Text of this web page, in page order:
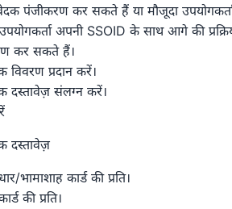
पंजीकरण कर सकते हैं या मौजूदा
अपनी SSOID के साथ आगे की
कर सकते हैं।
प्रदान करें।
दस्तावेज़ संलग्न करें।
दस्तावेज़
भामाशाह कार्ड की प्रति।
की प्रति।